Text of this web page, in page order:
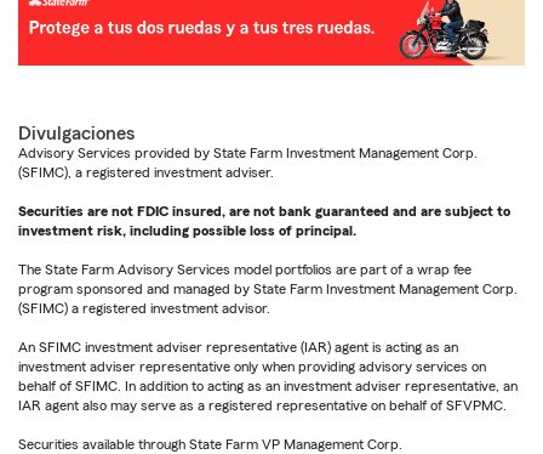
Divulgaciones
Advisory Services provided by State Farm Investment Management Corp.
(SFIMC), a registered investment adviser.
Securities are not FDIC insured, are not bank guaranteed and are subject to
investment risk, including possible loss of principal.
The State Farm Advisory Services model portfolios are part of a wrap fee
program sponsored and managed by State Farm Investment Management Corp.
(SFIMC) a registered investment advisor.
An SFIMC investment adviser representative (IAR) agent is acting as an
investment adviser representative only when providing advisory services on
behalf of SFIMC. In addition to acting as an investment adviser representative, an
IAR agent also may serve as a registered representative on behalf of SFVPMC.
Securities available through State Farm VP Management Corp.